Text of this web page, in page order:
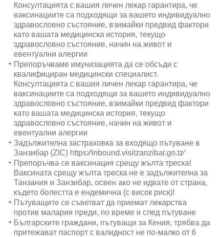
Консултацията с вашия личен лекар гарантира, че
ваксинациите са подходящи за вашето индивидуално
здравословно състояние, взимайки предвид фактори
като вашата медицинска история, текущo
здравословнo състояние, начин на живот и
евентуални алергии
Препоръчваме имунизацията да се обсъди с
квалифициран медицински специалист.
Консултацията с вашия личен лекар гарантира, че
ваксинациите са подходящи за вашето индивидуално
здравословно състояние, взимайки предвид фактори
като вашата медицинска история, текущo
здравословнo състояние, начин на живот и
евентуални алергии
Задължителна застраховка за входящо пътуване в
Занзибар (ZIC) https:∕∕inbound.visitzanzibar.go.tz∕
Препоръчва се ваксинация срещу жълта треска!
Ваксината срещу жълта треска не е задължителна за
Танзания и Занзибар, освен ако не идвате от страна,
където болестта е ендемична (с висок риск)!
Пътуващите се съветват да приемат лекарства
против малария преди, по време и след пътуване
Българските граждани, пътуващи за Кения, трябва да
притежават паспорт с валидност не по-малко от 6